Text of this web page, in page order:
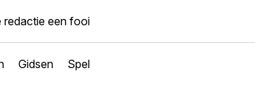
redactie een fooi
Gidsen Spel